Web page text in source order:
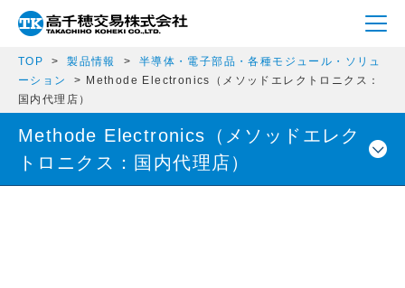
TOP 製品情報
半導体・電子部品・各種モジュール・ソリュ
ーション
Methode Electronics（メソッドエレクトロニクス：
国内代理店）
Methode Electronics（メソッドエレク
トロニクス：国内代理店）